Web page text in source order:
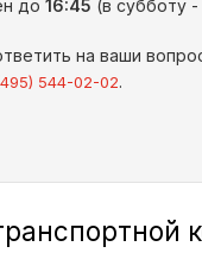
до 16:45 (в субботу
на ваши
544-02-02.